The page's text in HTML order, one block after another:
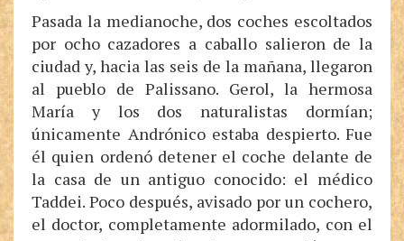
Pasada la medianoche, dos coches escoltados
por ocho cazadores a caballo salieron de la
ciudad y, hacia las seis de la mañana, llegaron
al pueblo de Palissano. Gerol, la hermosa
María y los dos naturalistas dormían;
únicamente Andrónico estaba despierto. Fue
él quien ordenó detener el coche delante de
la casa de un antiguo conocido: el médico
Taddei. Poco después, avisado por un cochero,
el doctor, completamente adormilado, con el